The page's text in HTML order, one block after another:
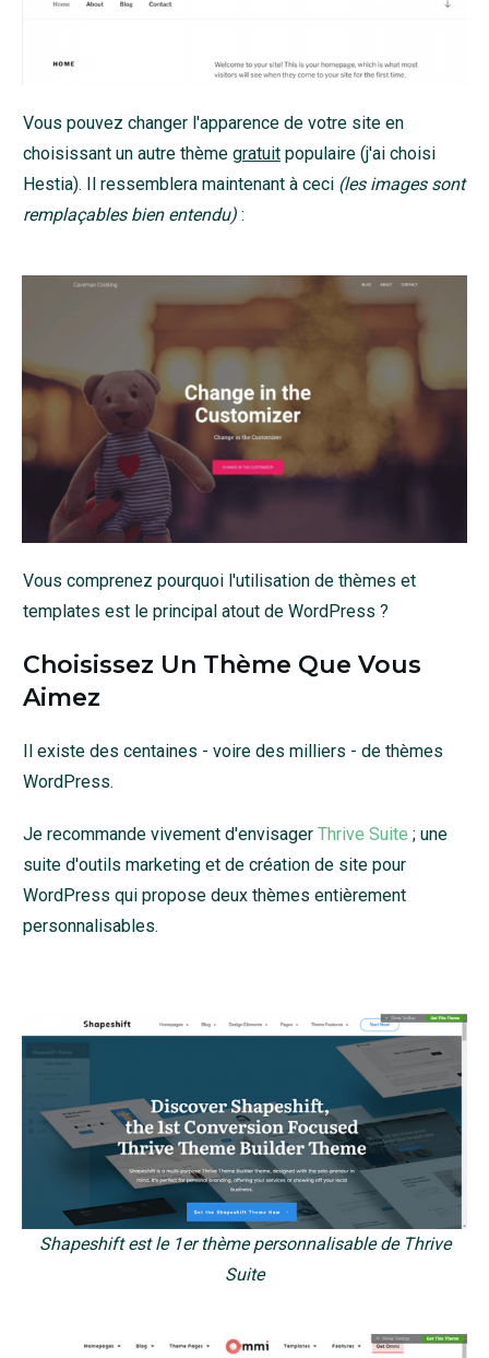
Vous pouvez changer l'apparence de votre site en
choisissant un autre thème gratuit populaire (j'ai choisi
Hestia). Il ressemblera maintenant à ceci (les images sont
remplaçables bien entendu) :
Vous comprenez pourquoi l'utilisation de thèmes et
templates est le principal atout de WordPress ?
Choisissez Un Thème Que Vous
Aimez
Il existe des centaines - voire des milliers - de thèmes
WordPress.
Je recommande vivement d'envisager Thrive Suite ; une
suite d'outils marketing et de création de site pour
WordPress qui propose deux thèmes entièrement
personnalisables.
Shapeshift est le 1er thème personnalisable de Thrive
Suite